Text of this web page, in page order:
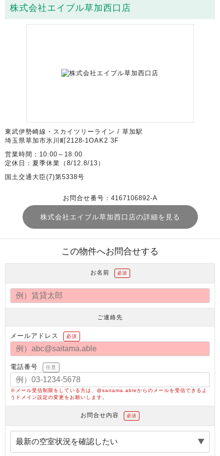
株式会社エイブル草加西口店
東武伊勢崎線・スカイツリーライン / 草加駅
埼玉県草加市氷川町2128-1OAK2 3F
営業時間：10:00～18:00
定休日：夏季休業（8/12.8/13）
国土交通大臣(7)第5338号
お問合せ番号：4167106892-A
株式会社エイブル草加西口店の詳細を見る
この物件へお問合せする
お名前 必須
ご連絡先
メールアドレス 必須
電話番号 任意
※メール受信制限をしている方は、@saitama.ableからのメールを受信できるよ
うドメイン設定の変更をお願いします。
お問合せ内容 必須